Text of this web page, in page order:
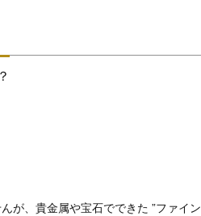
が、貴金属や宝石でできた ”ファイン